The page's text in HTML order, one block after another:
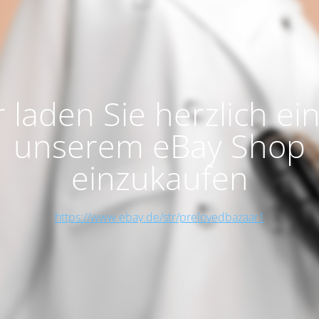
laden Sie herzlich
unserem eBay Shop
einzukaufen
https://www.ebay.de/str/prelovedbazaar1